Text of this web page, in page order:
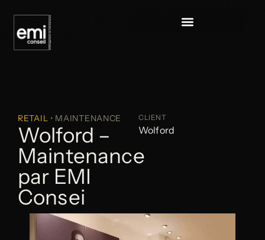
RETAIL • MAINTENANCE
Wolford –
Maintenance
par EMI
Consei
CLIENT
Wolford